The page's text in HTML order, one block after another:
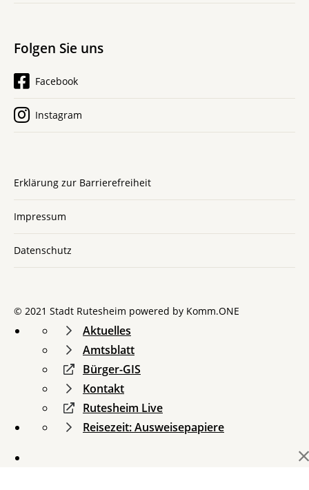
Folgen Sie uns
Facebook
Instagram
Erklärung zur Barrierefreiheit
Impressum
Datenschutz
© 2021 Stadt Rutesheim powered by Komm.ONE
Aktuelles
Amtsblatt
Bürger-GIS
Kontakt
Rutesheim Live
Reisezeit: Ausweisepapiere